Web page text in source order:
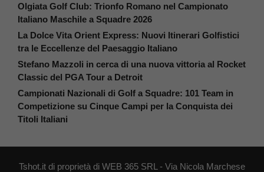
Olgiata Golf Club: Trionfo Romano nel Campionato
Italiano Maschile a Squadre 2026
La Dolce Vita Orient Express: Nuovi Itinerari Golfistici
tra le Eccellenze del Paesaggio Italiano
Stefano Mazzoli in cerca di una nuova vittoria al Rocket
Classic del PGA Tour a Detroit
Campionati Nazionali di Golf a Squadre: 101 Team in
Competizione su Cinque Campi per la Conquista dei
Titoli Italiani
Tshot.it di proprietà di WEB 365 SRL - Via Nicola Marchese